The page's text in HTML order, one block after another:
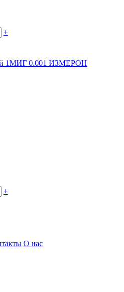
+
1МИГ 0.001 ИЗМЕРОН
+
О нас